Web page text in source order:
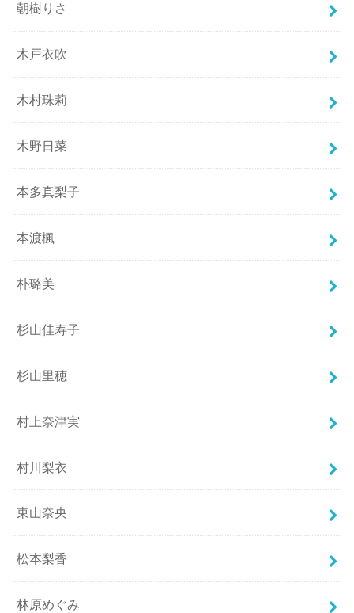
朝樹りさ
木戸衣吹
木村珠莉
木野日菜
本多真梨子
本渡楓
朴璐美
杉山佳寿子
杉山里穂
村上奈津実
村川梨衣
東山奈央
松本梨香
林原めぐみ